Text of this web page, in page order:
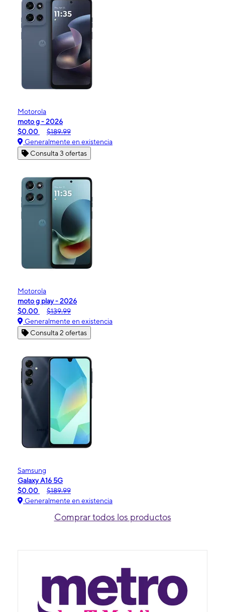
Motorola
moto g - 2026
$0.00
$189.99
Generalmente en existencia
Consulta 3 ofertas
Motorola
moto g play - 2026
$0.00
$139.99
Generalmente en existencia
Consulta 2 ofertas
Samsung
Galaxy A16 5G
$0.00
$189.99
Generalmente en existencia
Comprar todos los productos